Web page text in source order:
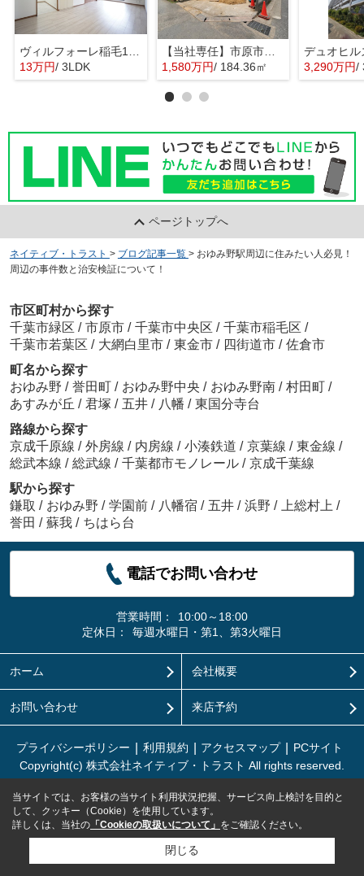
13万円/ 3LDK
【当社専任】市原市辰巳台東4丁目 売り土地
1,580万円/ 184.36㎡ 3,290万円/
ページトップへ
ネイティブ・トラスト > ブログ記事一覧 > おゆみ野駅周辺に住みたい人必見！
周辺の事件数と治安検証について！
市区町村から探す
千葉市緑区 / 市原市 / 千葉市中央区 / 千葉市稲毛区 /
千葉市若葉区 / 大網白里市 / 東金市 / 四街道市 / 佐倉市
町名から探す
おゆみ野 / 誉田町 / おゆみ野中央 / おゆみ野南 / 村田町 /
あすみが丘 / 君塚 / 五井 / 八幡 / 東国分寺台
路線から探す
京成千原線 / 外房線 / 内房線 / 小湊鉄道 / 京葉線 / 東金線 /
総武本線 / 総武線 / 千葉都市モノレール / 京成千葉線
駅から探す
鎌取 / おゆみ野 / 学園前 / 八幡宿 / 五井 / 浜野 / 上総村上 /
誉田 / 蘇我 / ちはら台
電話でお問い合わせ
営業時間：
10:00～18:00
定休日：
毎週水曜日・第1、第3火曜日
ホーム 会社概要
お問い合わせ 来店予約
プライバシーポリシー 利用規約 アクセスマップ
PCサイト
Copyright(c) 株式会社ネイティブ・トラスト All rights reserved.
当サイトでは、お客様の当サイト利用状況把握、サービス向上検討を目的と
して、クッキー（Cookie）を使用しています。
詳しくは、当社の 「Cookieの取扱いについて」 をご確認ください。
閉じる